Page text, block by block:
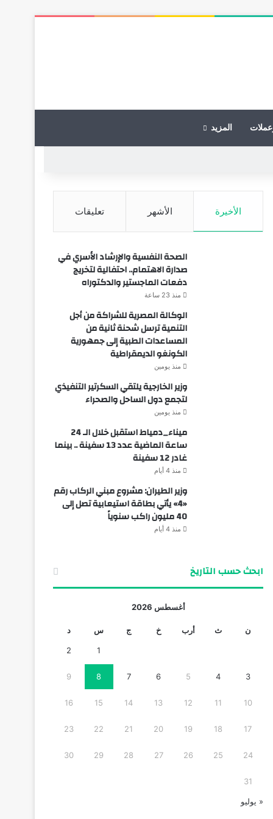
المزيد
الأخيرة الأشهر تعليقات
الصحة النفسية والإرشاد الأسري في
صدارة الاهتمام.. احتفالية لتخريج
دفعات الماجستير والدكتوراه
منذ 23 ساعة
الوكالة المصرية للشراكة من أجل
التنمية ترسل شحنة ثانية من
المساعدات الطبية إلى جمهورية
الكونغو الديمقراطية
منذ يومين
وزير الخارجية يلتقي السكرتير التنفيذي
لتجمع دول الساحل والصحراء
منذ يومين
ميناء_دمياط استقبل خلال الـ 24
ساعة الماضية عدد 13 سفينة .. بينما
غادر 12 سفينة
منذ 4 أيام
وزير الطيران: مشروع مبني الركاب رقم
«4» يأتي بطاقة استيعابية تصل إلى
40 مليون راكب سنوياً
منذ 4 أيام
ابحث حسب التاريخ
أغسطس 2026
ن ث أرب خ ج س د
1
2
3
4
5
6
7
8
9
10
11
12
13
14
15
16
17
18
19
20
21
22
23
24
25
26
27
28
29
30
31
« يوليو